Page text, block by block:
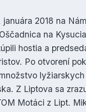
2018 na
na
hostia a
Po otvorení
Z Liptova sa
Motáci z Lipt.